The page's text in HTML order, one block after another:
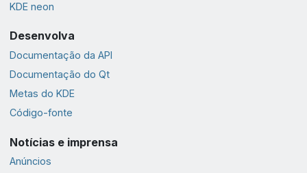
KDE neon
Desenvolva
Documentação da API
Documentação do Qt
Metas do KDE
Código-fonte
Notícias e imprensa
Anúncios